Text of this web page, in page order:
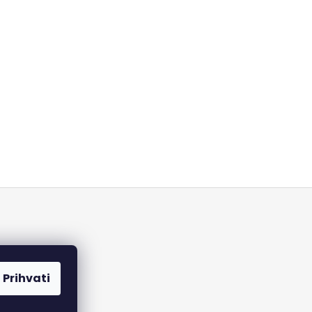
Prihvati